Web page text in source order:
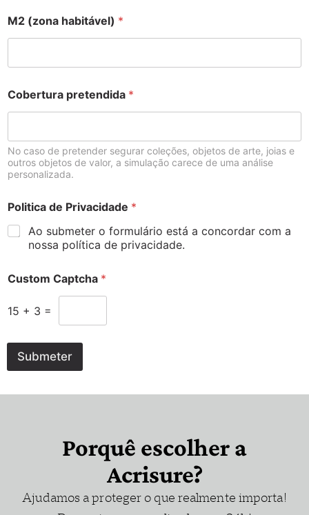
M2 (zona habitável) *
Cobertura pretendida *
No caso de pretender segurar coleções, objetos de arte, joias e
outros objetos de valor, a simulação carece de uma análise
personalizada.
Politica de Privacidade *
Ao submeter o formulário está a concordar com a
nossa política de privacidade.
Custom Captcha *
15 + 3 =
Submeter
Porquê escolher a
Acrisure?
Ajudamos a proteger o que realmente importa!